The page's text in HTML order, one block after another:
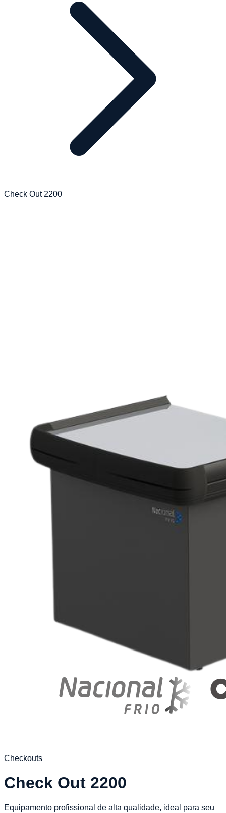
Check Out 2200
Checkouts
Check Out 2200
Equipamento profissional de alta qualidade, ideal para seu